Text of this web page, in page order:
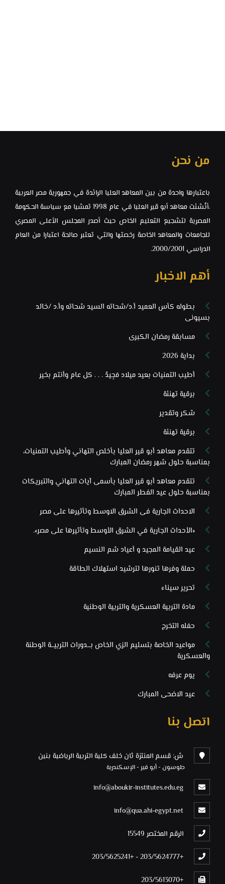
من نحن
باعتبارها واحدة من بين المعاهد العليا الرائدة في جمهورية مصر العربية
،أنُشئت معاهد ‏أبو قير العليا في عام 1998 تمشيا مع سياسة الحكومة
المصرية لتشجيع التعليم الخاص ‏حيث أصدر المجلس الأعلى المصري
للجامعات والمعاهد الخاصة رخصتها والتي ‏تعتبر صالحة اعتبارا من العام
الدراسي 2000/2001.‏
أهم الاخبار
بطوله كأس العميد أ.د/شحاته السيد شحاته وأ.د /خالد
بسيونى
مسابقة رمضان الكبرى
بداية 2026
أطيب التمنيات بعيد ميلاد مَجِيدٌ . . . كل عام وأنتم بخير
برقية تهنئة
شكر وتقدير
برقية تهنئة
تتقدم معاهد أبو قير العليا بأخلص التهاني وأطيب التمنيات،
بمناسبة حلول شهر رمضان المبارك
تتقدم معاهد أبو قير العليا بأسمى آيات التهاني والتبريكات
بمناسبة حلول عيد الفطر المبارك
الاحداث الجارية فى الشرق الاوسط وتأثيرها على مصر
«الأحداث الجارية في الشرق الأوسط وتأثيرها على مصر».
عيد القيامة المجيد و أعياد شم النسيم
حملة وفرها تنورها لترشيد استهلاك الطاقة
تحرير سيناء
مادة التربية العسكرية والتربية الوطنية
حفله التخرج
مواعيد الخاصة بتسليم الزي الخاص بـــدورات التربيـــة الوطنة
والعسكرية
يوم عرفه
عيد الاضحى المبارك
اتصل بنا
ش: قسم المنتزة ثان خلف كلية التربية الرياضية بنين
طوسون - أبو قير - الإسكندرية
info@aboukir-institutes.edu.eg
info@qua.ahi-egypt.net
الرقم المختصر 15549
+203/5624777
-
+203/5625241
+203/5613070